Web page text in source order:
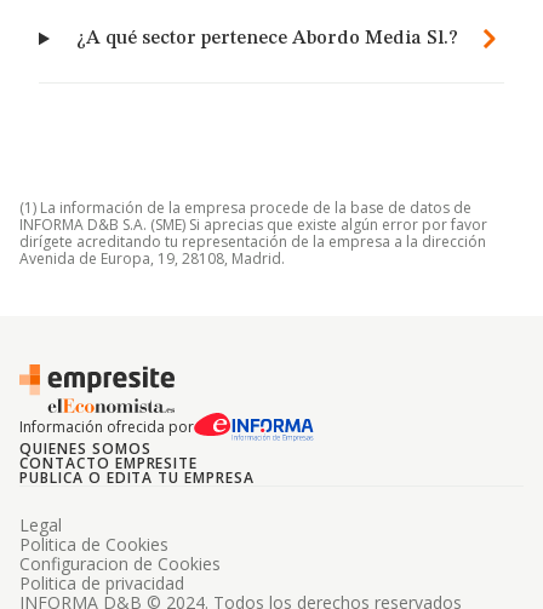
¿A qué sector pertenece Abordo Media Sl.?
(1) La información de la empresa procede de la base de datos de
INFORMA D&B S.A. (SME) Si aprecias que existe algún error por favor
dirígete acreditando tu representación de la empresa a la dirección
Avenida de Europa, 19, 28108, Madrid.
Información ofrecida por
QUIENES SOMOS
CONTACTO EMPRESITE
PUBLICA O EDITA TU EMPRESA
INFORMA D&B © 2024. Todos los derechos reservados
Legal
Politica de Cookies
Configuracion de Cookies
Politica de privacidad